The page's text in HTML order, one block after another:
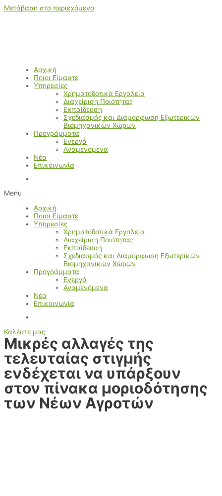
Μετάβαση στο περιεχόμενο
Αρχική
Ποιοι Είμαστε
Υπηρεσίες
Χρηματοδοτικά Εργαλεία
Διαχείριση Ποιότητας
Εκπαίδευση
Σχεδιασμός και Διαμόρφωση Εξωτερικών
Βιομηχανικών Χώρων
Προγράμματα
Ενεργά
Αναμενόμενα
Νέα
Επικοινωνία
Menu
Αρχική
Ποιοι Είμαστε
Υπηρεσίες
Χρηματοδοτικά Εργαλεία
Διαχείριση Ποιότητας
Εκπαίδευση
Σχεδιασμός και Διαμόρφωση Εξωτερικών
Βιομηχανικών Χώρων
Προγράμματα
Ενεργά
Αναμενόμενα
Νέα
Επικοινωνία
Καλέστε μας
Μικρές αλλαγές της
τελευταίας στιγμής
ενδέχεται να υπάρξουν
στον πίνακα μοριοδότησης
των Νέων Αγροτών